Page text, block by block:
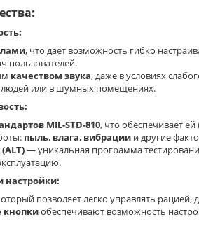
, что дает возможность гибко
пользователей.
качеством звука, даже в условиях
людей или в шумных помещениях.
MIL-STD-810, что обеспечивает
пыль, влага, вибрации и другие
— уникальная программа
настройки:
позволяет легко управлять рацией,
кнопкиобеспечивают возможность